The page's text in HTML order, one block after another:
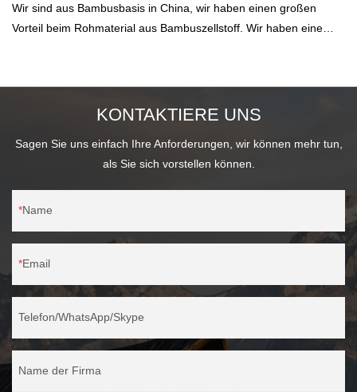
Wir sind aus Bambusbasis in China, wir haben einen großen
Vorteil beim Rohmaterial aus Bambuszellstoff. Wir haben eine
Gesichtstücher mit flacher Schachtel und so weiter.
KONTAKTIERE UNS
Sagen Sie uns einfach Ihre Anforderungen, wir können mehr tun,
als Sie sich vorstellen können.
Name
Email
Telefon/WhatsApp/Skype
Name der Firma